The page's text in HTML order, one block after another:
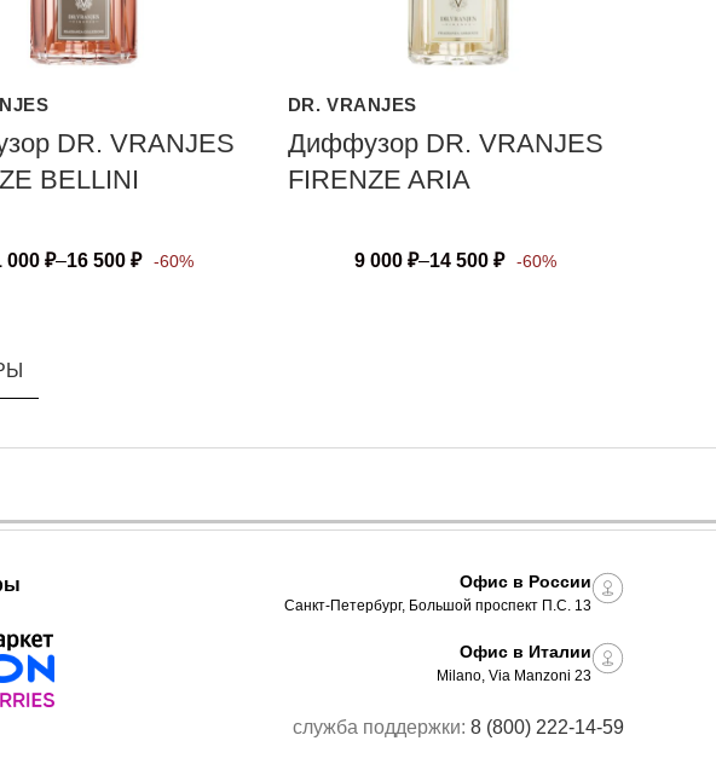
DR. VRANJES
BELLINI
000₽–16 500₽ -60%
DR. VRANJES
Диффузор DR. VRANJES
FIRENZE ARIA
9 000₽–14 500₽ -60%
Офис в России
Санкт-Петербург, Большой проспект П.С. 13
Офис в Италии
Milano, Via Manzoni 23
служба поддержки: 8 (800) 222-14-59